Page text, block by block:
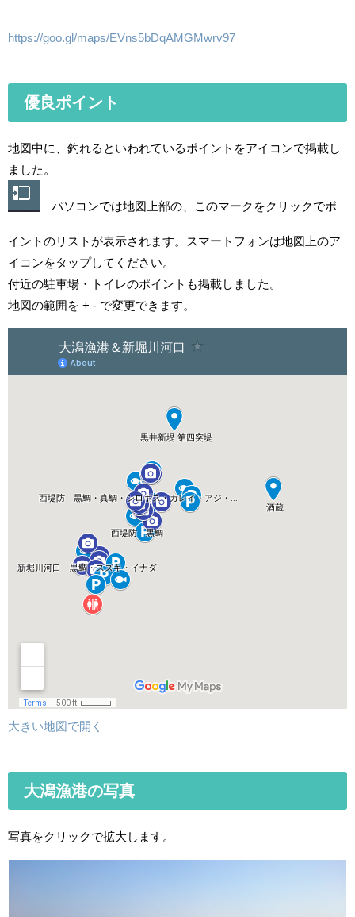
https://goo.gl/maps/EVns5bDqAMGMwrv97
優良ポイント
地図中に、釣れるといわれているポイントをアイコンで掲載し
ました。
パソコンでは地図上部の、このマークをクリックでポ
イントのリストが表示されます。スマートフォンは地図上のア
イコンをタップしてください。
付近の駐車場・トイレのポイントも掲載しました。
地図の範囲を + - で変更できます。
大きい地図で開く
大潟漁港の写真
写真をクリックで拡大します。